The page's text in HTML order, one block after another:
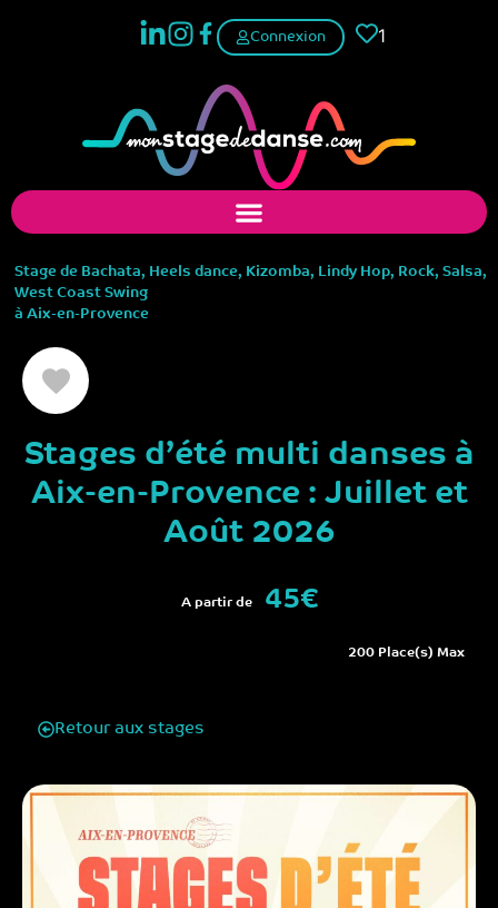
Connexion 1
Stage de Bachata, Heels dance, Kizomba, Lindy Hop, Rock,Salsa,
West Coast Swing
àAix-en-Provence
Stages d’été multi danses à
Aix-en-Provence : Juillet et
Août 2026
A partir de 45€
200 Place(s) Max
Retour aux stages